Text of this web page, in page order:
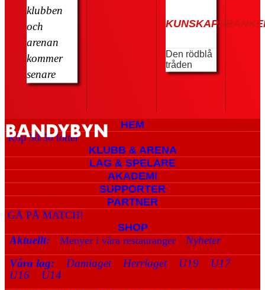
klubben
och
arenan
kommer
senare
Den rödblå
tråden
HEM
Köp 50/50 lotter
KLUBB & ARENA
LAG & SPELARE
AKADEMI
SUPPORTER
PARTNER
GÅ PÅ MATCH!
SHOP
Aktuellt: Menyer i våra restauranger
Nyheter
Våra lag:
Damlaget Herrlaget U19
U17
U16
U14